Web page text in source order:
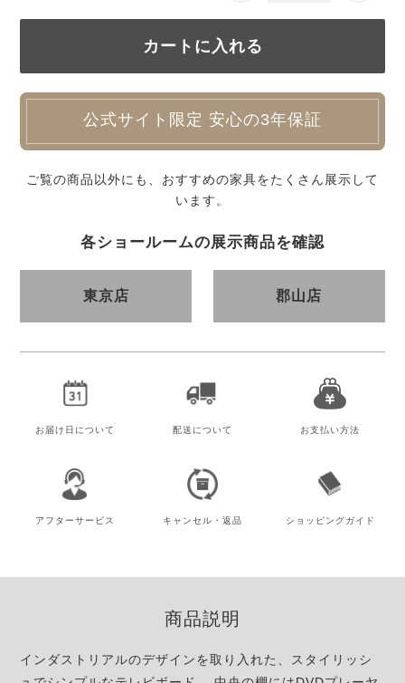
公式サイト限定 安心の3年保証
ご覧の商品以外にも、おすすめの家具をたくさん展示して
います。
各ショールームの展示商品を確認
東京店 郡山店
お届け日 について 配送について お支払い方法
アフターサービス キャンセル・ 返品 ショッピングガイド
商品説明
インダストリアルのデザインを取り入れた、スタイリッシ